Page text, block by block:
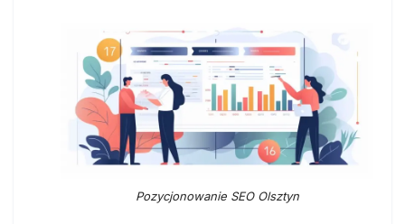
Pozycjonowanie SEO Olsztyn